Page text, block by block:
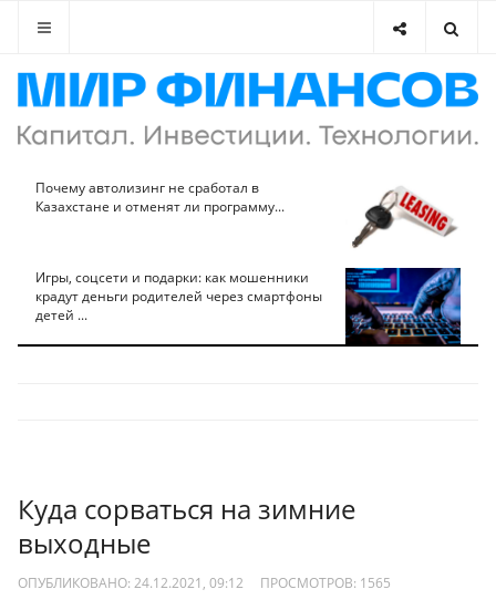
Почему автолизинг не сработал в
Казахстане и отменят ли программу...
Игры, соцсети и подарки: как мошенники
крадут деньги родителей через смартфоны
детей ...
Куда сорваться на зимние
выходные
ОПУБЛИКОВАНО: 24.12.2021, 09:12 ПРОСМОТРОВ: 1565